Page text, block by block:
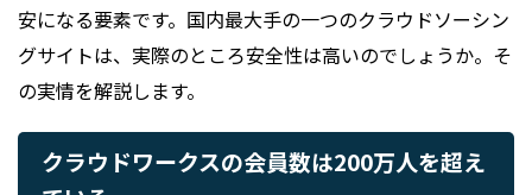
安になる要素です。国内最大手の一つのクラウドソーシン
グサイトは、実際のところ安全性は高いのでしょうか。そ
の実情を解説します。
クラウドワークスの会員数は200万人を超え